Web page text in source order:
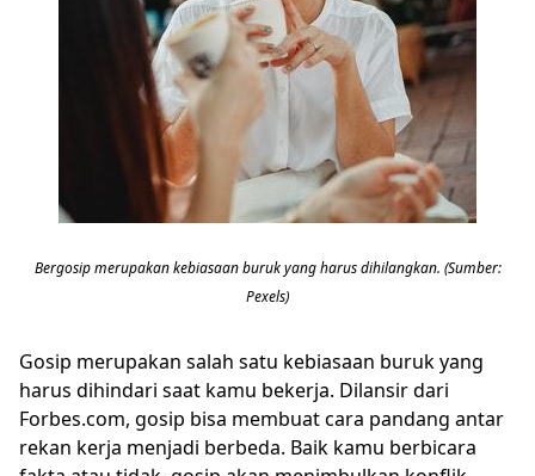
Bergosip merupakan kebiasaan buruk yang harus dihilangkan. (Sumber:
Pexels)
Gosip merupakan salah satu kebiasaan buruk yang
harus dihindari saat kamu bekerja. Dilansir dari
Forbes.com, gosip bisa membuat cara pandang antar
rekan kerja menjadi berbeda. Baik kamu berbicara